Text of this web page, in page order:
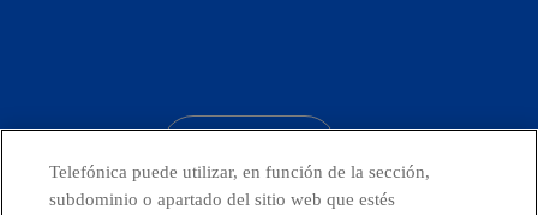
Telefónica puede utilizar, en función de la sección,
subdominio o apartado del sitio web que estés